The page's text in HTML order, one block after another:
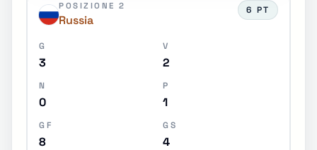
POSIZIONE 2
Russia
6 PT
G
3
V
2
N
0
P
1
GF
8
GS
4